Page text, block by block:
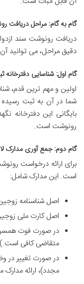
گام به گام: مراحل دریافت
دریافت رونوشت سند
دقیق مراحل، می توانید
گام اول: شناسایی دفترخانه
اولین و مهم ترین قدم،
شما در آن به ثبت
بایگانی این دفترخانه
رونوشت است.
گام دوم: جمع آوری مدارک
برای ارائه درخواست
است. این مدارک شامل:
اصل شناسنامه
اصل کارت ملی
در صورت فوت
متقاضی کافی است.)
در صورت تغییر در
مجدد)، ارائه مدارک